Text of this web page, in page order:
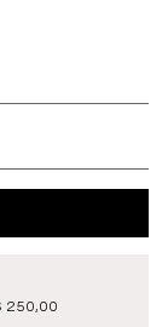
250,00